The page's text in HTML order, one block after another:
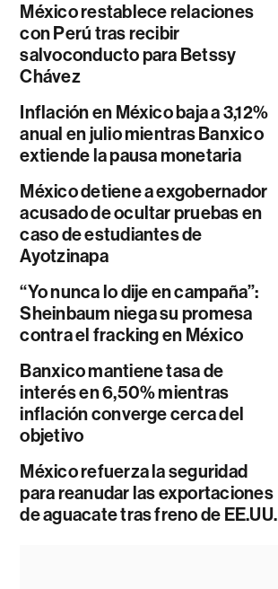
México restablece relaciones
con Perú tras recibir
salvoconducto para Betssy
Chávez
Inflación en México baja a 3,12%
anual en julio mientras Banxico
extiende la pausa monetaria
México detiene a exgobernador
acusado de ocultar pruebas en
caso de estudiantes de
Ayotzinapa
“Yo nunca lo dije en campaña”:
Sheinbaum niega su promesa
contra el fracking en México
Banxico mantiene tasa de
interés en 6,50% mientras
inflación converge cerca del
objetivo
México refuerza la seguridad
para reanudar las exportaciones
de aguacate tras freno de EE.UU.